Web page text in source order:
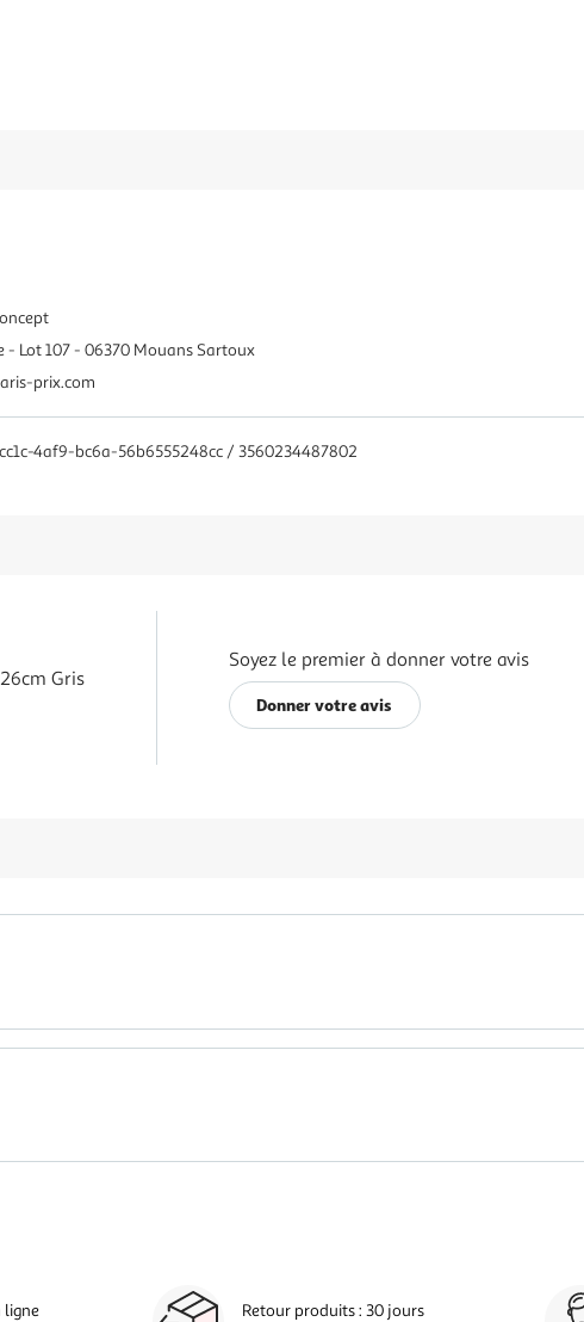
- Lot 107 - 06370 Mouans Sartoux
prix.com
4af9-bc6a-56b6555248cc / 3560234487802
Gris
Soyez le premier à donner votre avis
Donner votre avis
ligne
Retour produits : 30 jours